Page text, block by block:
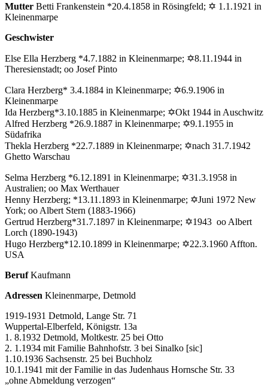
Mutter Betti Frankenstein *20.4.1858 in Rösingfeld; ✡ 1.1.1921 in
Kleinenmarpe
Geschwister
Else Ella Herzberg *4.7.1882 in Kleinenmarpe; ✡8.11.1944 in
Theresienstadt; oo Josef Pinto
Clara Herzberg* 3.4.1884 in Kleinenmarpe; ✡6.9.1906 in
Kleinenmarpe
Ida Herzberg*3.10.1885 in Kleinenmarpe; ✡Okt 1944 in Auschwitz
Alfred Herzberg *26.9.1887 in Kleinenmarpe; ✡9.1.1955 in
Südafrika
Thekla Herzberg *22.7.1889 in Kleinenmarpe; ✡nach 31.7.1942
Ghetto Warschau
Selma Herzberg *6.12.1891 in Kleinenmarpe; ✡31.3.1958 in
Australien; oo Max Werthauer
Henny Herzberg; *13.11.1893 in Kleinenmarpe; ✡Juni 1972 New
York; oo Albert Stern (1883-1966)
Gertrud Herzberg*31.7.1897 in Kleinenmarpe; ✡1943 oo Albert
Lorch (1890-1943)
Hugo Herzberg*12.10.1899 in Kleinenmarpe; ✡22.3.1960 Affton.
USA
BerufKaufmann
Adressen Kleinenmarpe, Detmold
1919-1931 Detmold, Lange Str. 71
Wuppertal-Elberfeld, Königstr. 13a
1. 8.1932 Detmold, Moltkestr. 25 bei Otto
2. 1.1934 mit Familie Bahnhofstr. 3 bei Sinalko [sic]
1.10.1936 Sachsenstr. 25 bei Buchholz
10.1.1941 mit der Familie in das Judenhaus Hornsche Str. 33
„ohne Abmeldung verzogen“